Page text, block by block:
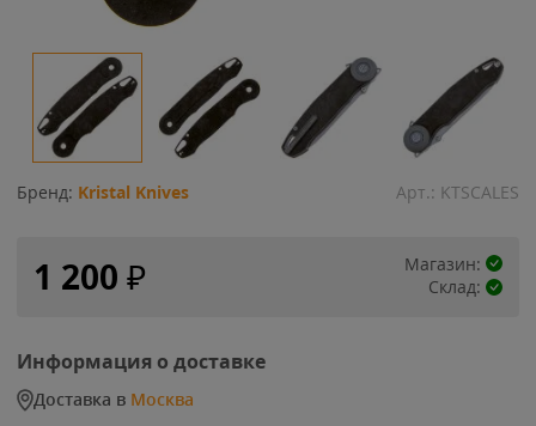
Бренд: Kristal Knives Арт.: KTSCALES
1 200 ₽
Магазин:
Склад:
Информация о доставке
Доставка в Москва